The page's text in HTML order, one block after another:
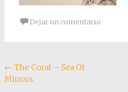
Dejar un comentario
Navegación
de
← The Coral – Sea Of
Mirrors